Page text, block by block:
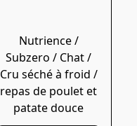
Nutrience /
Subzero / Chat /
Cru séché à froid /
repas de poulet et
patate douce